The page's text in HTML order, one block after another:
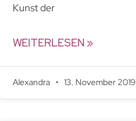
Kunst der
WEITERLESEN »
Alexandra 13. November 2019